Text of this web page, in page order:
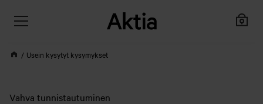
Usein kysytyt kysymykset
Vahva tunnistautuminen